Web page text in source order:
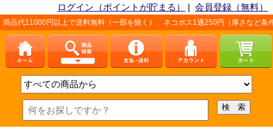
ログイン（ポイントが貯まる） | 会員登録（無料）
で送料無料（一部を除く）、ネコポス1通250円（厚さなど条件あり）。詳しく